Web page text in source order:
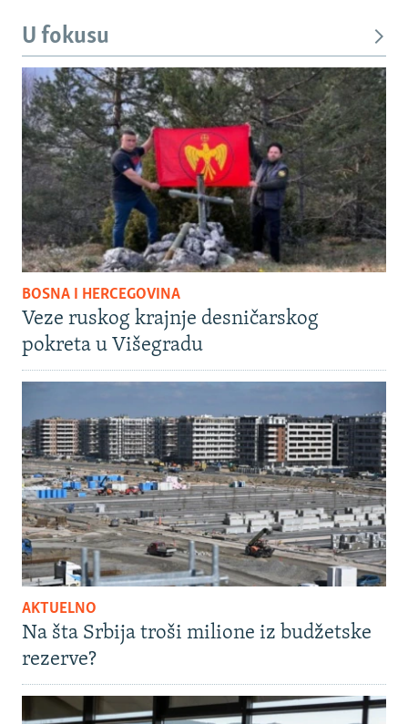
U fokusu
BOSNA I HERCEGOVINA
Veze ruskog krajnje desničarskog
pokreta u Višegradu
AKTUELNO
Na šta Srbija troši milione iz budžetske
rezerve?